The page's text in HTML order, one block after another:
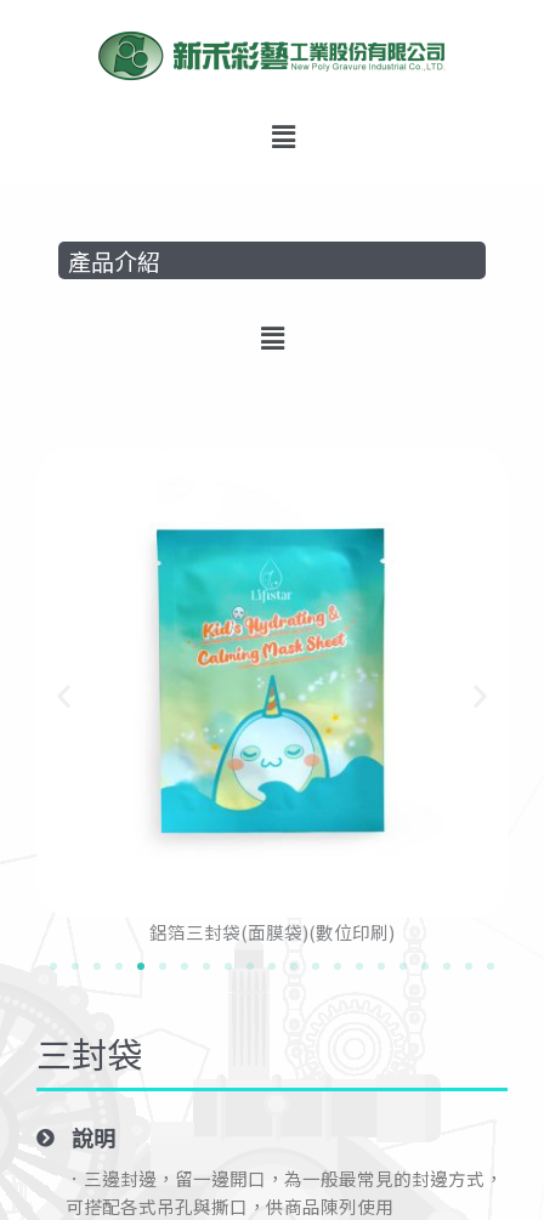
Menu
產品介紹
Menu
鋁箔三封袋(面膜袋)(數位印刷)
三封袋
說明
．三邊封邊，留一邊開口，為一般最常見的封邊方式，
可搭配各式吊孔與撕口，供商品陳列使用